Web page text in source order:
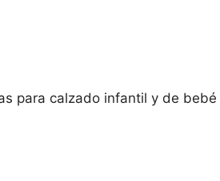
para calzado infantil y de